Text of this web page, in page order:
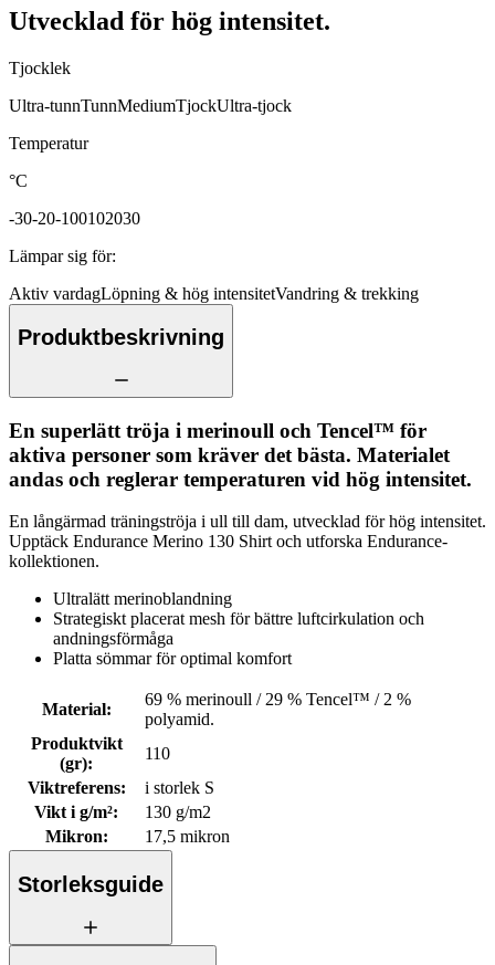
Utvecklad för hög intensitet.
Tjocklek
Ultra-tunnTunnMediumTjockUltra-tjock
Temperatur
°C
-30-20-100102030
Lämpar sig för:
Aktiv vardagLöpning & hög intensitetVandring & trekking
Produktbeskrivning
En superlätt tröja i merinoull och Tencel™ för
aktiva personer som kräver det bästa. Materialet
andas och reglerar temperaturen vid hög intensitet.
En långärmad träningströja i ull till dam, utvecklad för hög intensitet.
Upptäck Endurance Merino 130 Shirt och utforska Endurance-
kollektionen.
Ultralätt merinoblandning
Strategiskt placerat mesh för bättre luftcirkulation och
andningsförmåga
Platta sömmar för optimal komfort
Material:
69 % merinoull / 29 % Tencel™ / 2 %
polyamid.
Produktvikt
(gr):
110
Viktreferens:
i storlek S
Vikt i g/m²:
130 g/m2
Mikron: 17,5 mikron
Storleksguide